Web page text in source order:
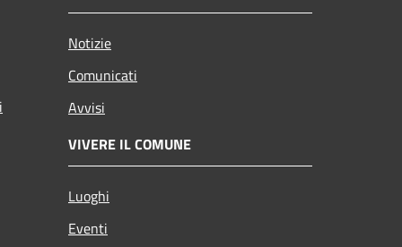
Notizie
Comunicati
Avvisi
VIVERE IL COMUNE
Luoghi
Eventi